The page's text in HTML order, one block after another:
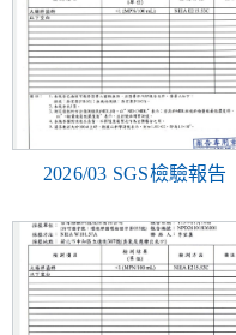
2026/03 SGS檢驗報告